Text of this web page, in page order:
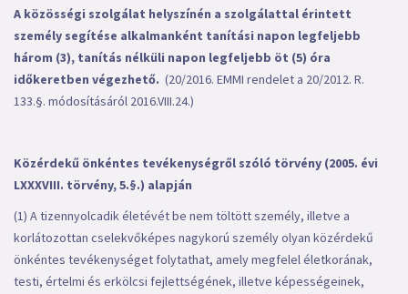
A közösségi szolgálat helyszínén a szolgálattal érintett
személy segítése alkalmanként tanítási napon legfeljebb
három (3), tanítás nélküli napon legfeljebb öt (5) óra
időkeretben végezhető. (20/2016. EMMI rendelet a 20/2012. R.
133.§. módosításáról 2016.VIII.24.)
Közérdekű önkéntes tevékenységről szóló törvény (2005. évi
LXXXVIII. törvény, 5.§.) alapján
(1) A tizennyolcadik életévét be nem töltött személy, illetve a
korlátozottan cselekvőképes nagykorú személy olyan közérdekű
önkéntes tevékenységet folytathat, amely megfelel életkorának,
testi, értelmi és erkölcsi fejlettségének, illetve képességeinek,